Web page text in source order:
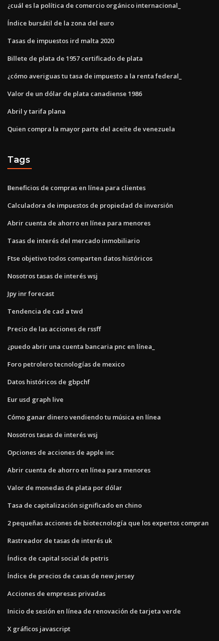
¿cuál es la política de comercio orgánico internacional_
Índice bursátil de la zona del euro
Tasas de impuestos ird malta 2020
Billete de plata de 1957 certificado de plata
¿cómo averiguas tu tasa de impuesto a la renta federal_
Valor de un dólar de plata canadiense 1986
Abril y tarifa plana
Quien compra la mayor parte del aceite de venezuela
Tags
Beneficios de compras en línea para clientes
Calculadora de impuestos de propiedad de inversión
Abrir cuenta de ahorro en línea para menores
Tasas de interés del mercado inmobiliario
Ftse objetivo todos comparten datos históricos
Nosotros tasas de interés wsj
Jpy inr forecast
Tendencia de cad a twd
Precio de las acciones de rssff
¿puedo abrir una cuenta bancaria pnc en línea_
Foro petrolero tecnologías de mexico
Datos históricos de gbpchf
Eur usd graph live
Cómo ganar dinero vendiendo tu música en línea
Nosotros tasas de interés wsj
Opciones de acciones de apple inc
Abrir cuenta de ahorro en línea para menores
Valor de monedas de plata por dólar
Tasa de capitalización significado en chino
2 pequeñas acciones de biotecnología que los expertos compran
Rastreador de tasas de interés uk
Índice de capital social de petris
Índice de precios de casas de new jersey
Acciones de empresas privadas
Inicio de sesión en línea de renovación de tarjeta verde
X gráficos javascript